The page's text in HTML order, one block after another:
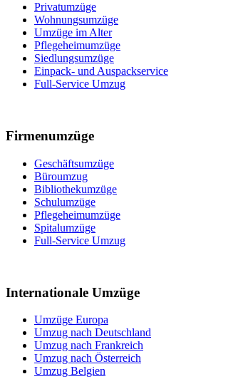
Privatumzüge
Wohnungsumzüge
Umzüge im Alter
Pflegeheimumzüge
Siedlungsumzüge
Einpack- und Auspackservice
Full-Service Umzug
Firmenumzüge
Geschäftsumzüge
Büroumzug
Bibliothekumzüge
Schulumzüge
Pflegeheimumzüge
Spitalumzüge
Full-Service Umzug
Internationale Umzüge
Umzüge Europa
Umzug nach Deutschland
Umzug nach Frankreich
Umzug nach Österreich
Umzug Belgien